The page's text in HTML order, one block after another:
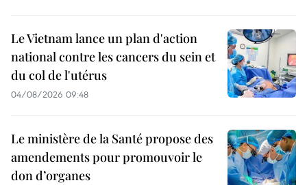
Le Vietnam lance un plan d'action
national contre les cancers du sein et
du col de l'utérus
04/08/2026 09:48
Le ministère de la Santé propose des
amendements pour promouvoir le
don d’organes